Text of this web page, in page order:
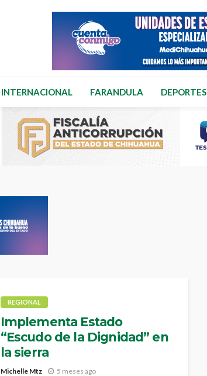
INTERNACIONAL FARANDULA DEPORTES
REGIONAL
Implementa Estado
“Escudo de la Dignidad” en
la sierra
Michelle Mtz 5 meses ago